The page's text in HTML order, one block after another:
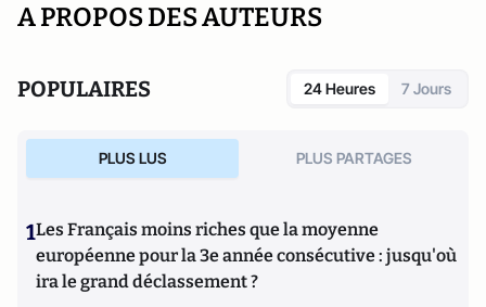
A PROPOS DES AUTEURS
POPULAIRES 24 Heures 7 Jours
PLUS LUS PLUS PARTAGES
1Les Français moins riches que la moyenne
européenne pour la 3e année consécutive : jusqu'où
ira le grand déclassement ?